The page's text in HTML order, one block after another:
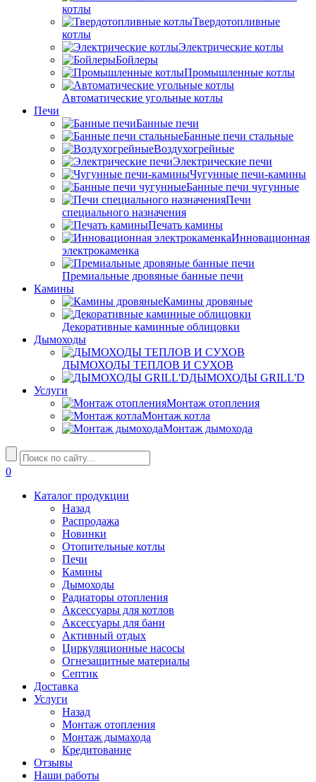
котлы
Твердотопливные
котлы
Электрические котлы
Бойлеры
Промышленные котлы
Автоматические угольные котлы
Печи
Банные печи
Банные печи стальные
Воздухогрейные
Электрические печи
Чугунные печи-камины
Банные печи чугунные
Печи
специального назначения
Печать камины
Инновационная
электрокаменка
Премиальные дровяные банные печи
Камины
Камины дровяные
Декоративные каминные облицовки
Дымоходы
ДЫМОХОДЫ ТЕПЛОВ И СУХОВ
ДЫМОХОДЫ GRILL'D
Услуги
Монтаж отопления
Монтаж котла
Монтаж дымохода
0
Каталог продукции
Назад
Распродажа
Новинки
Отопительные котлы
Печи
Камины
Дымоходы
Радиаторы отопления
Аксессуары для котлов
Аксессуары для бани
Активный отдых
Циркуляционные насосы
Огнезащитные материалы
Септик
Доставка
Услуги
Назад
Монтаж отопления
Монтаж дымахода
Кредитование
Отзывы
Наши работы